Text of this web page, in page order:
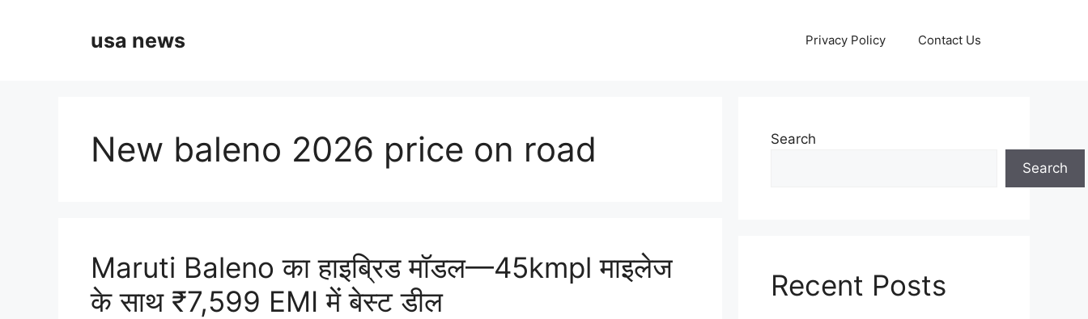
usa news Privacy Policy Contact Us
New baleno 2026 price on road
Maruti Baleno का हाइब्रिड मॉडल—45kmpl माइलेज
के साथ ₹7,599 EMI में बेस्ट डील
Search
Search
Recent Posts